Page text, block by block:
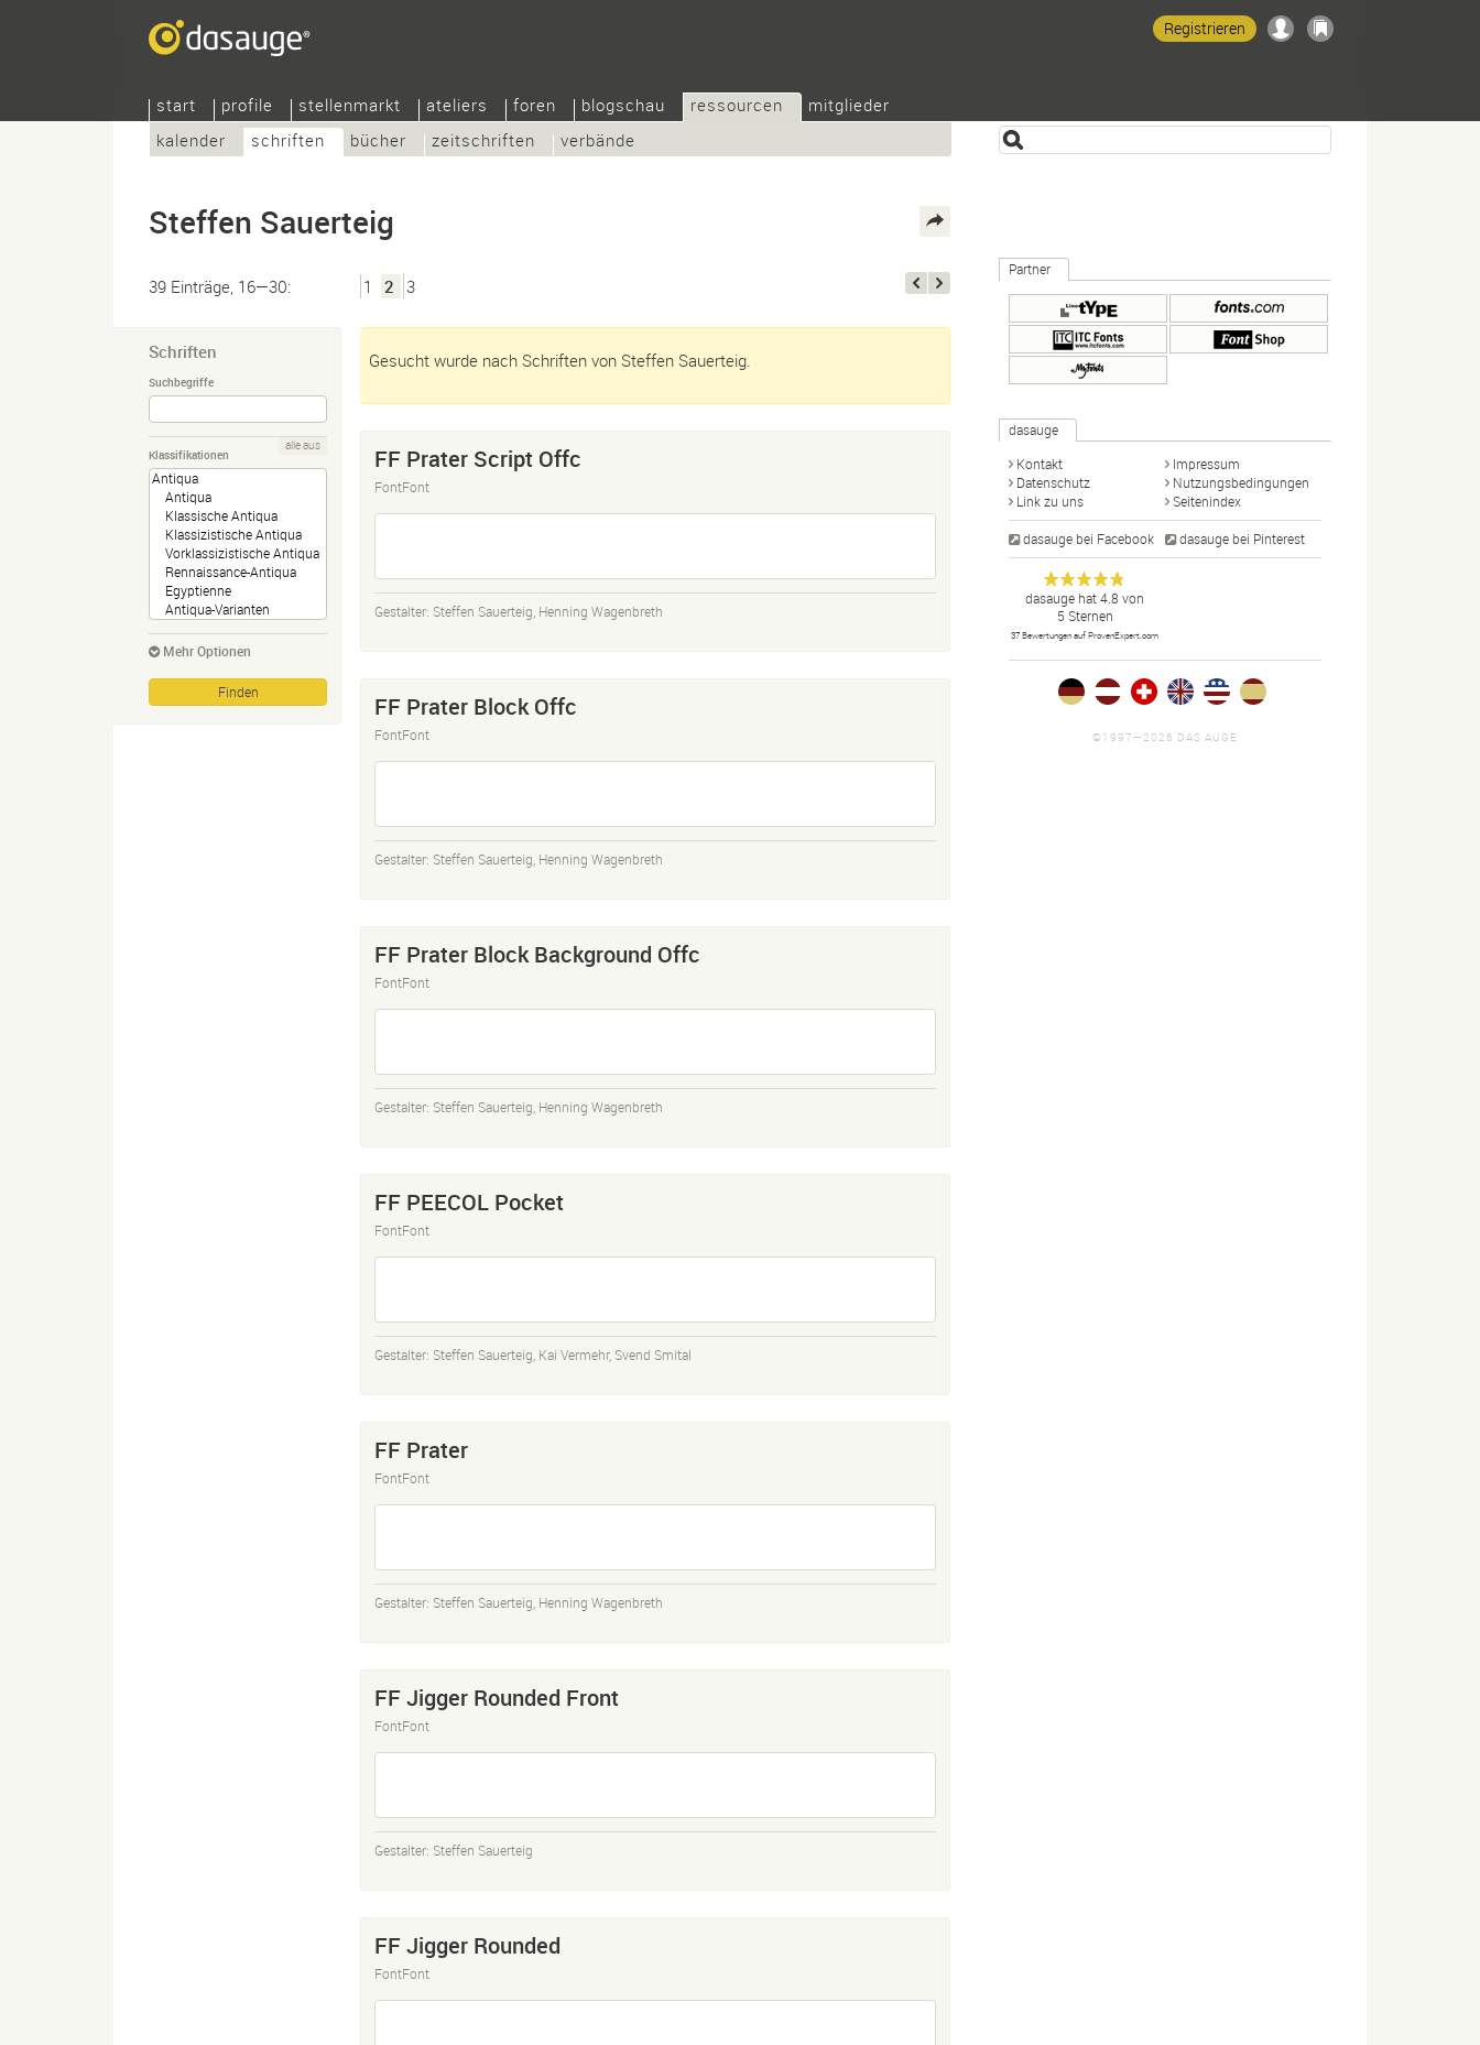
start profile stellenmarkt ateliers foren blogschau
ressourcen
kalender
schriften bücher zeitschriften verbände
mitglieder
Registrieren
Steffen Sauerteig
39 Einträge, 16—30: 1 2 3
Schriften
Suchbegriffe
Klassifikationen
alle aus
Mehr Optionen
Gesucht wurde nach Schriften von Steffen Sauerteig.
FF Prater Script Offc
FontFont
Gestalter: Steffen Sauerteig Henning Wagenbreth
FF Prater Block Offc
FontFont
Gestalter: Steffen Sauerteig Henning Wagenbreth
FF Prater Block Background Offc
FontFont
Gestalter: Steffen Sauerteig Henning Wagenbreth
FF PEECOL Pocket
FontFont
Gestalter: Steffen Sauerteig Kai Vermehr, Svend Smital
FF Prater
FontFont
Gestalter: Steffen Sauerteig Henning Wagenbreth
FF Jigger Rounded Front
FontFont
Gestalter: Steffen Sauerteig
FF Jigger Rounded
FontFont
Partner
dasauge
Kontakt
Impressum
Datenschutz
Nutzungsbedingungen
Link zu uns
Seitenindex
dasauge bei Facebook dasauge bei Pinterest
dasauge
Designer,
Fotografen,
Agenturen,
Portfolios
und Jobs.
Anonym
dasauge hat4.8 von
5 Sternen
37 Bewertungen auf ProvenExpert.com
©1997—2026 DAS AUGE